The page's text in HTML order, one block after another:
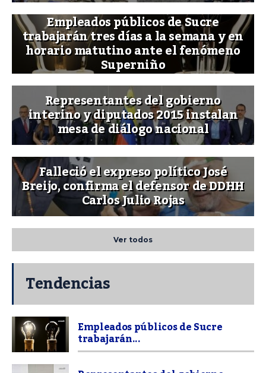
Empleados públicos de Sucre
trabajarán tres días a la semana y en
horario matutino ante el fenómeno
Superniño
Representantes del gobierno
interino y diputados 2015 instalan
mesa de diálogo nacional
Falleció el expreso político José
Breijo, confirma el defensor de DDHH
Carlos Julio Rojas
Ver todos
Tendencias
Empleados públicos de Sucre
trabajarán...